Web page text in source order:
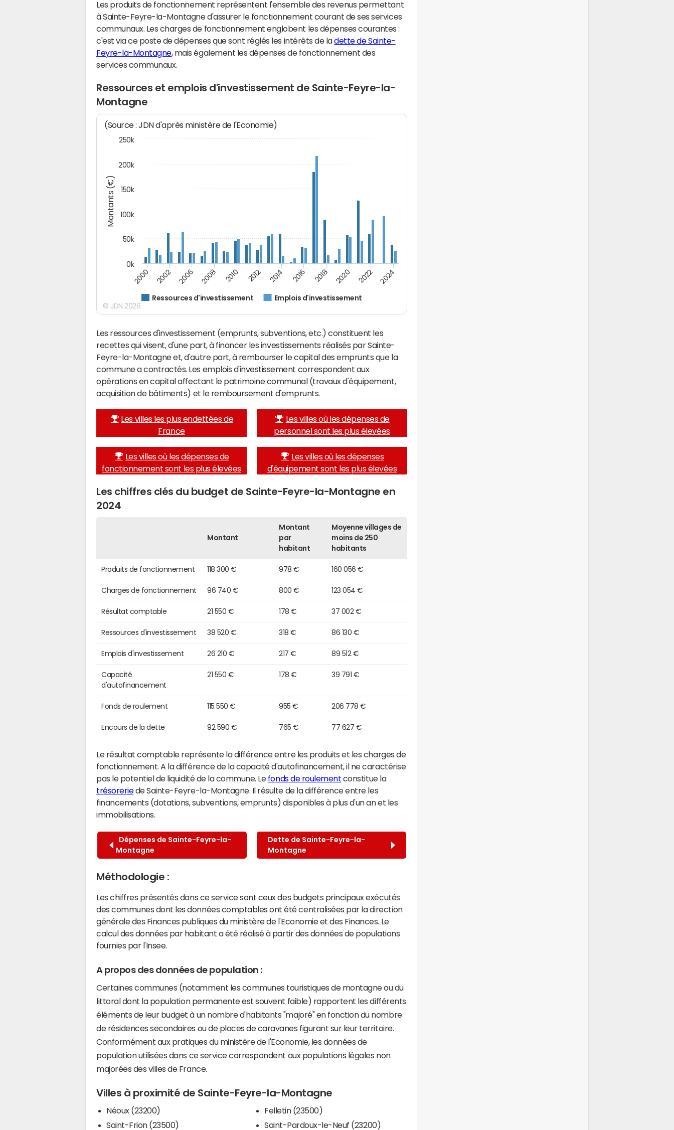
Les produits de fonctionnement représentent l'ensemble des revenus permettant
à Sainte-Feyre-la-Montagne d'assurer le fonctionnement courant de ses services
communaux. Les charges de fonctionnement englobent les dépenses courantes :
c'est via ce poste de dépenses que sont réglés les intérêts de ladette de Sainte-
Feyre-la-Montagne, mais également les dépenses de fonctionnement des
services communaux.
Ressources et emplois d'investissement de Sainte-Feyre-la-
Montagne
Montants (€)
(Source : JDN d'après ministère de l'Economie)
Ressources d'investissement Emplois d'investissement
2000 2002 2006 2008 2010 2012 2014 2016 2018 2020 2022 2024
0k
50k
100k
150k
200k
250k
© JDN 2026
Les ressources d'investissement (emprunts, subventions, etc.) constituent les
recettes qui visent, d'une part, à financer les investissements réalisés par Sainte-
Feyre-la-Montagne et, d'autre part, à rembourser le capital des emprunts que la
commune a contractés. Les emplois d'investissement correspondent aux
opérations en capital affectant le patrimoine communal (travaux d'équipement,
acquisition de bâtiments) et le remboursement d'emprunts.
Les villes les plus endettées de
France
Les villes où les dépenses de
personnel sont les plus élevées
Les villes où les dépenses de
fonctionnement sont les plus élevées
Les villes où les dépenses
d'équipement sont les plus élevées
Les chiffres clés du budget de Sainte-Feyre-la-Montagne en
2024
Montant
Montant
par
habitant
Moyenne villages de
moins de 250
habitants
Produits de fonctionnement 118 300 € 978 € 160 056 €
Charges de fonctionnement 96 740 € 800 € 123 054 €
Résultat comptable 21 550 € 178 € 37 002 €
Ressources d'investissement 38 520 € 318 € 86 130 €
Emplois d'investissement 26 210 € 217 € 89 512 €
Capacité
d'autofinancement
21 550 € 178 € 39 791 €
Fonds de roulement 115 550 € 955 € 206 778 €
Encours de la dette 92 590 € 765 € 77 627 €
Le résultat comptable représente la différence entre les produits et les charges de
fonctionnement. A la différence de la capacité d'autofinancement, il ne caractérise
pas le potentiel de liquidité de la commune. Le fonds de roulement constitue la
trésoreriede Sainte-Feyre-la-Montagne. Il résulte de la différence entre les
financements (dotations, subventions, emprunts) disponibles à plus d'un an et les
immobilisations.
Dépenses de Sainte-Feyre-la-
Montagne
Dette de Sainte-Feyre-la-
Montagne
Méthodologie :
Les chiffres présentés dans ce service sont ceux des budgets principaux exécutés
des communes dont les données comptables ont été centralisées par la direction
générale des Finances publiques du ministère de l'Economie et des Finances. Le
calcul des données par habitant a été réalisé à partir des données de populations
fournies par l'Insee.
A propos des données de population :
Certaines communes (notamment les communes touristiques de montagne ou du
littoral dont la population permanente est souvent faible) rapportent les différents
éléments de leur budget à un nombre d'habitants "majoré" en fonction du nombre
de résidences secondaires ou de places de caravanes figurant sur leur territoire.
Conformément aux pratiques du ministère de l'Economie, les données de
population utilisées dans ce service correspondent aux populations légales non
majorées des villes de France.
Villes à proximité de Sainte-Feyre-la-Montagne
Néoux (23200)
Saint-Frion (23500)
Felletin (23500)
Saint-Pardoux-le-Neuf (23200)